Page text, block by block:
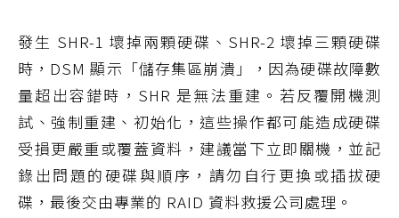
發生 SHR-1 壞掉兩顆硬碟、SHR-2 壞掉三顆硬碟
時，DSM 顯示「儲存集區崩潰」，因為硬碟故障數
量超出容錯時，SHR 是無法重建。若反覆開機測
試、強制重建、初始化，這些操作都可能造成硬碟
受損更嚴重或覆蓋資料，建議當下立即關機，並記
錄出問題的硬碟與順序，請勿自行更換或插拔硬
碟，最後交由專業的 RAID 資料救援公司處理。